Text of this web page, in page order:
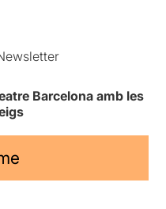
Barcelona amb les